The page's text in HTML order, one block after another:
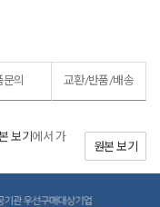
의 교환/반품/배송
보기 에서 가
원본 보기